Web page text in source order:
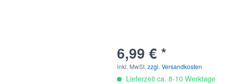
6,99 € *
inkl. MwSt.zzgl. Versandkosten
Lieferzeit ca. 8-10 Werktage